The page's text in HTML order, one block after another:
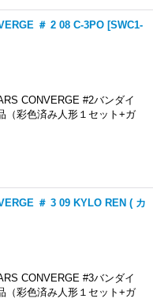
＃ 2 08 C-3PO [SWC1-
CONVERGE #2バンダイ
彩色済み人形１セット+ガ
＃ 3 09 KYLO REN ( カ
CONVERGE #3バンダイ
彩色済み人形１セット+ガ